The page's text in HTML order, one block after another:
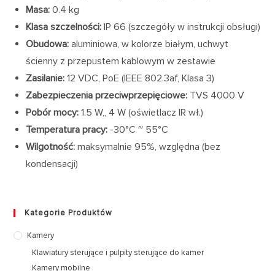
Masa: 0.4 kg
Klasa szczelności: IP 66 (szczegóły w instrukcji obsługi)
Obudowa: aluminiowa, w kolorze białym, uchwyt
ścienny z przepustem kablowym w zestawie
Zasilanie: 12 VDC, PoE (IEEE 802.3af, Klasa 3)
Zabezpieczenia przeciwprzepięciowe: TVS 4000 V
Pobór mocy: 1.5 W,, 4 W (oświetlacz IR wł.)
Temperatura pracy: -30°C ~ 55°C
Wilgotność: maksymalnie 95%, względna (bez
kondensacji)
Kategorie Produktów
Kamery
Klawiatury sterujące i pulpity sterujące do kamer
Kamery mobilne